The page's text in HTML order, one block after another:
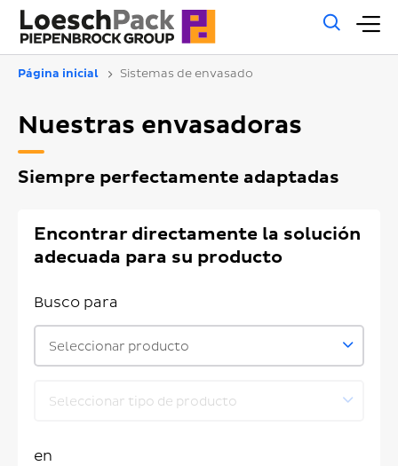
Página inicial Sistemas de envasado
Nuestras envasadoras
Siempre perfectamente adaptadas
Encontrar directamente la solución
adecuada para su producto
Busco para
Seleccionar producto
Seleccionar tipo de producto
en